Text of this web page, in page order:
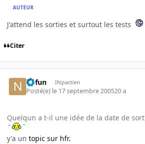
AUTEUR
J'attend les sorties et surtout les tests
Citer
nofun INpactien
Posté(e) le 17 septembre 200520 a
Quelqun a t-il une idée de la date de
y'a un topic sur hfr.